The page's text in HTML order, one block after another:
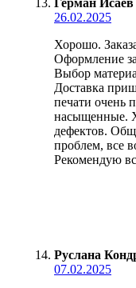
26.02.2025
Хорошо.
Оформление
Выбор
Доставка
печати очень
насыщенные.
дефектов.
проблем, все
Рекомендую
Руслана
07.02.2025